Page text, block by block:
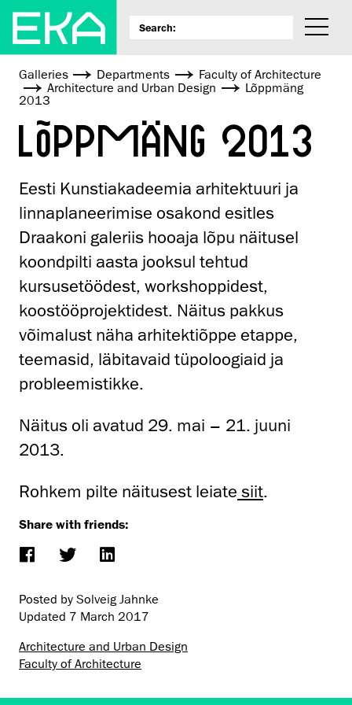
Galleries Departments
Faculty of Architecture
Architecture and Urban Design
Lõppmäng
2013
LÕPPMÄNG 2013
Eesti Kunstiakadeemia arhitektuuri ja
linnaplaneerimise osakond esitles
Draakoni galeriis hooaja lõpu näitusel
koondpilti aasta jooksul tehtud
kursusetöödest, workshoppidest,
koostööprojektidest. Näitus pakkus
võimalust näha arhitektiõppe etappe,
teemasid, läbitavaid tüpoloogiaid ja
probleemistikke.
Näitus oli avatud 29. mai – 21. juuni
2013.
Rohkem pilte näitusest leiate siit.
Share with friends:
Posted by Solveig Jahnke
Updated 7 March 2017
Architecture and Urban Design
Faculty of Architecture